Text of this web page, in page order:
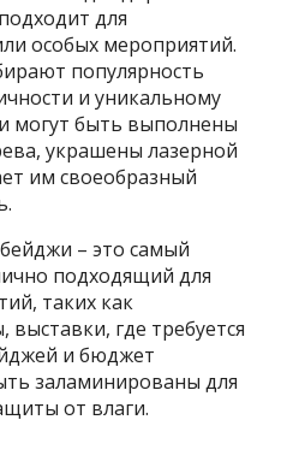
для
особых мероприятий.
популярность
и уникальному
могут быть выполнены
украшены лазерной
им своеобразный
– это самый
подходящий для
таких как
где требуется
и бюджет
заламинированы для
от влаги.